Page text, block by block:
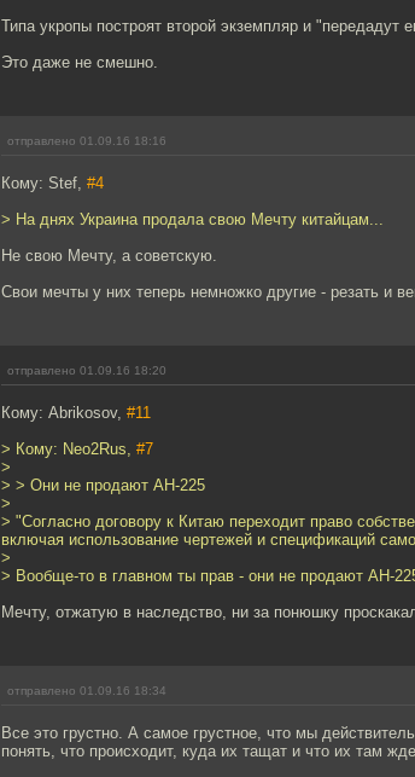
Типа укропы построят второй экземпляр и "передадут
Это даже не смешно.
отправлено 01.09.16 18:16
Кому: Stef, #4
> На днях Украина продала свою Мечту китайцам...
Не свою Мечту, а советскую.
Свои мечты у них теперь немножко другие - резать и
отправлено 01.09.16 18:20
Кому: Abrikosov, #11
> Кому: Neo2Rus, #7
>
> > Они не продают АН-225
>
> "Согласно договору к Китаю переходит право
включая использование чертежей и спецификаций
>
> Вообще-то в главном ты прав - они не продают АН-
Мечту, отжатую в наследство, ни за понюшку
отправлено 01.09.16 18:34
Все это грустно. А самое грустное, что мы
понять, что происходит, куда их тащат и что их там